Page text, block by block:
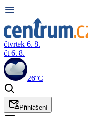
čtvrtek 6. 8.
čt 6. 8.
26°C
Přihlášení